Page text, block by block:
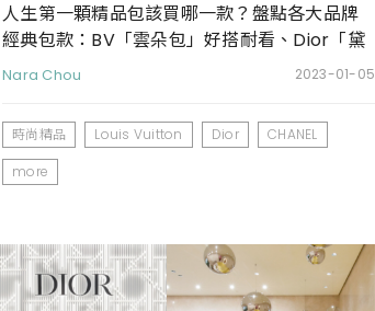
人生第一顆精品包該買哪一款？盤點各大品牌
經典包款：BV「雲朵包」好搭耐看、Dior「黛
妃包」連Jisoo也愛揹
Nara Chou 2023-01-05
時尚精品 Louis Vuitton Dior
CHANEL
more